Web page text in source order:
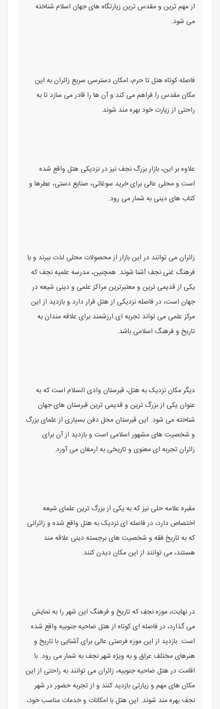
از مهم ترین و مقدس ترین زیارتگاه های جهان اسلام شناخته
می شود.
فاصله کوتاه هتل تا حرم، امکان دسترسی سریع زائران به این
مکان مقدس را فراهم می کند و آن ها را قادر می سازد تا به
راحتی از زیارت خود بهره مند شوند.
علاوه بر این، بازار بزرگ نجف نیز در نزدیکی هتل واقع شده
است و محلی عالی برای خرید سوغاتی، صنایع دستی، عطرها و
کتاب های دینی به شمار می رود.
زائران می توانند در این بازار از محصولات محلی لذت ببرند و با
فرهنگ غنی نجف آشنا شوند. همچنین، مدرسه علمیه نجف که
یکی از قدیمی ترین و معتبرترین مراکز علمی و دینی شیعه در
جهان است، در فاصله نزدیکی از هتل قرار دارد و بازدید از این
مرکز علمی می تواند تجربه ای ارزشمند برای علاقه مندان به
تاریخ و فرهنگ اسلامی باشد.
دیگر مکان نزدیک به هتل، قبرستان وادی السلام است که به
عنوان یکی از بزرگ ترین و قدیمی ترین قبرستان های جهان
شناخته می شود. این قبرستان محل دفن بسیاری از علمای بزرگ
و شخصیت های مشهور اسلامی است و بازدید از آن برای
زائران تجربه ای معنوی و تاریخی به ارمغان می آورد.
مقبره علامه حلی نیز که به یکی از بزرگ ترین علمای شیعه
اختصاص دارد، در فاصله ای نزدیک به هتل واقع شده و زائرانی
که به تاریخ فقه و شخصیت های برجسته دینی علاقه مند
هستند، می توانند از این مکان دیدن کنند.
در نهایت، موزه نجف که تاریخ و فرهنگ این شهر را به نمایش
می گذارد، در فاصله ای کوتاه از هتل ضاحیه جنوبیه واقع شده
است. بازدید از این موزه فرصتی عالی برای آشنایی با تاریخ و
هنرهای مختلف عراق و به ویژه شهر نجف به شمار می رود. با
اقامت در هتل ضاحیه جنوبیه، زائران می توانند به راحتی از این
مکان های مهم و زیارتی بازدید کنند و از تجربه حضور در شهر
نجف بهره مند شوند. این هتل با امکانات و خدمات مناسب خود،